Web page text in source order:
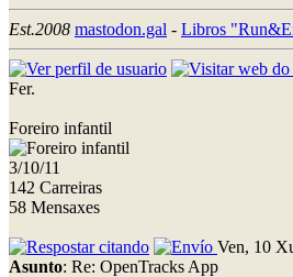
Est.2008 mastodon.gal - Libros
Fer.
Foreiro infantil
3/10/11
142 Carreiras
58 Mensaxes
Ven, 10
Asunto: Re: OpenTracks App